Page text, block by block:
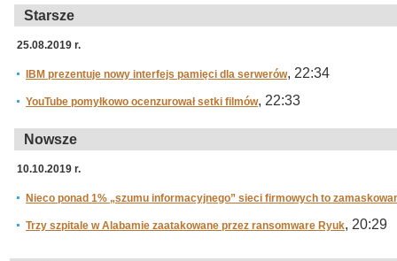
Starsze
25.08.2019 r.
IBM prezentuje nowy interfejs pamięci dla serwerów, 22:34
YouTube pomyłkowo ocenzurował setki filmów, 22:33
Nowsze
10.10.2019 r.
Nieco ponad 1% „szumu informacyjnego” sieci firmowych to
Trzy szpitale w Alabamie zaatakowane przez ransomware Ryuk, 20:29